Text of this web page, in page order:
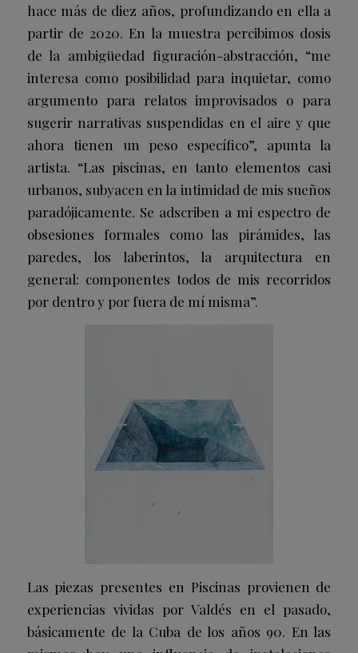
hace más de diez años, profundizando en ella a
partir de 2020. En la muestra percibimos dosis
de la ambigüedad figuración-abstracción, “me
interesa como posibilidad para inquietar, como
argumento para relatos improvisados o para
sugerir narrativas suspendidas en el aire y que
ahora tienen un peso específico”, apunta la
artista. “Las piscinas, en tanto elementos casi
urbanos, subyacen en la intimidad de mis sueños
paradójicamente. Se adscriben a mi espectro de
obsesiones formales como las pirámides, las
paredes, los laberintos, la arquitectura en
general: componentes todos de mis recorridos
por dentro y por fuera de mí misma”.
Las piezas presentes en Piscinas provienen de
experiencias vividas por Valdés en el pasado,
básicamente de la Cuba de los años 90. En las